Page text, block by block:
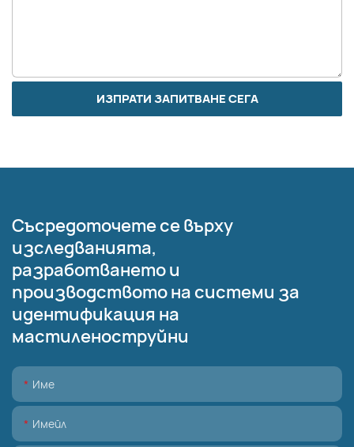
ИЗПРАТИ ЗАПИТВАНЕ СЕГА
Съсредоточете се върху
изследванията,
разработването и
производството на системи за
идентификация на
мастиленоструйни
Име
Имейл